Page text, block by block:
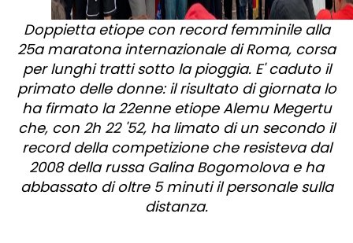
Doppietta etiope con record femminile alla
25a maratona internazionale di Roma, corsa
per lunghi tratti sotto la pioggia. E' caduto il
primato delle donne: il risultato di giornata lo
ha firmato la 22enne etiope Alemu Megertu
che, con 2h 22 '52, ha limato di un secondo il
record della competizione che resisteva dal
2008 della russa Galina Bogomolova e ha
abbassato di oltre 5 minuti il personale sulla
distanza.